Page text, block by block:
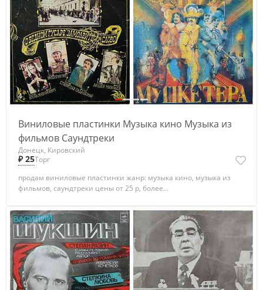
4
Виниловые пластинки Музыка кино Музыка из
фильмов Саундтреки
Донецк, Кировский
₽ 25Торг
продам виниловые пластинки жанр: музыка кино, музыка из
фильмов, саундтреки цены от 25 р, более...